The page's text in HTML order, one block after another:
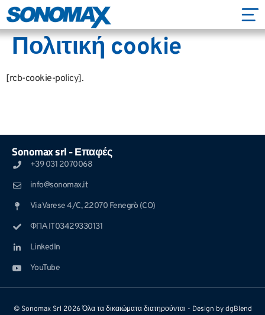
Πολιτική cookie
[rcb-cookie-policy].
Sonomax srl - Επαφές
+39 031 2070068
info@sonomax.it
Via Varese 4/C, 22070 Fenegrò (CO)
ΦΠΑ IT03429330131
LinkedIn
YouTube
© Sonomax Srl 2026 Όλα τα δικαιώματα διατηρούνται - Design bydgBlend